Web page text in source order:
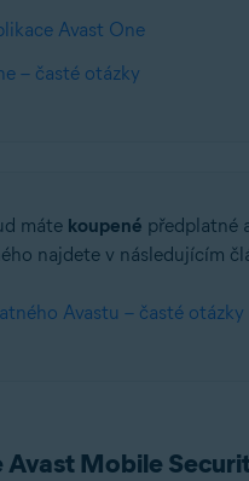
Avast One
– časté otázky
máte koupené předplatné
najdete v následujícím
Avastu – časté otázky
Mobile